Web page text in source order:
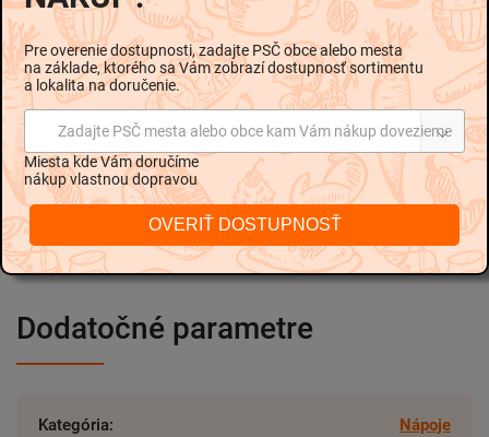
Popis Hodnotenie Diskusia
Podrobný popis
Zloženie:
Pramenitá voda, oxid uhličitý
Dodatočné parametre
Kategória: Nápoje
Pre overenie dostupnosti, zadajte PSČ obce alebo mesta
na základe, ktorého sa Vám zobrazí dostupnosť sortimentu
a lokalita na doručenie.
Zadajte PSČ mesta alebo obce kam Vám nákup dovezieme
Miesta kde Vám doručíme
nákup vlastnou dopravou
OVERIŤ DOSTUPNOSŤ